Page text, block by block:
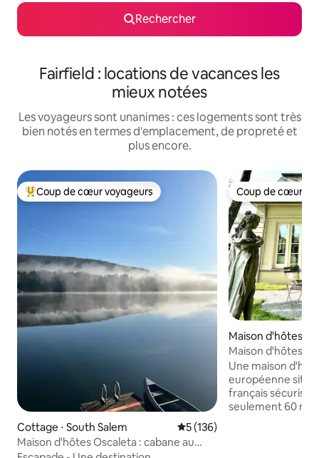
Rechercher
Fairfield : locations de vacances les
mieux notées
Les voyageurs sont unanimes : ces logements sont très
bien notés en termes d'emplacement, de propreté et
plus encore.
Coups de cœur voyageurs les plus appréciés
Coup de cœur voyageurs
Cottage ⋅ South Salem Évaluation moyenne sur la
5 (136)
Maison d'hôtes Oscaleta : cabane au
Coup de cœur
Coup de cœur
Maison d'hôtes ⋅
Maison d'hôtes
français au bord
Une maison
européenne
français sécurisé
seulement 60